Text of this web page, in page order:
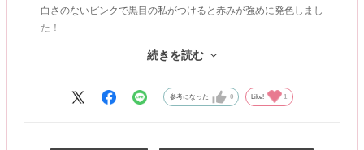
白さのないピンクで黒目の私がつけると赤みが強めに発色しまし
た！
す！！！
続きを読む
参考になった 0 Like! 1